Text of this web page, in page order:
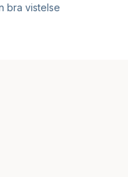
bra vistelse